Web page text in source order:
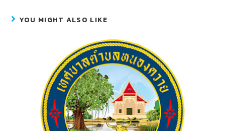
b e
er
YOU MIGHT ALSO LIKE